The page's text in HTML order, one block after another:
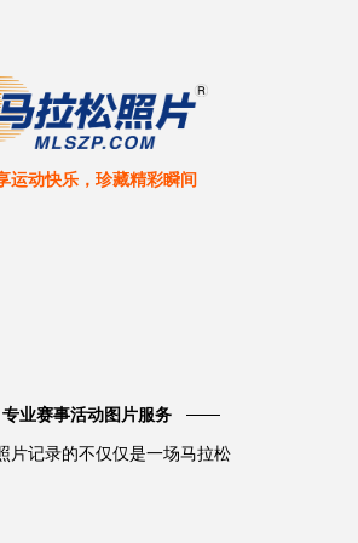
运动快乐，珍藏精彩瞬间
专业赛事活动图片服务
片记录的不仅仅是一场马拉松